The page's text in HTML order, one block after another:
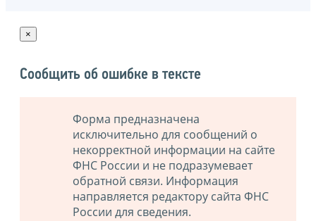
×
Сообщить об ошибке в тексте
Форма предназначена
исключительно для сообщений о
некорректной информации на сайте
ФНС России и не подразумевает
обратной связи. Информация
направляется редактору сайта ФНС
России для сведения.